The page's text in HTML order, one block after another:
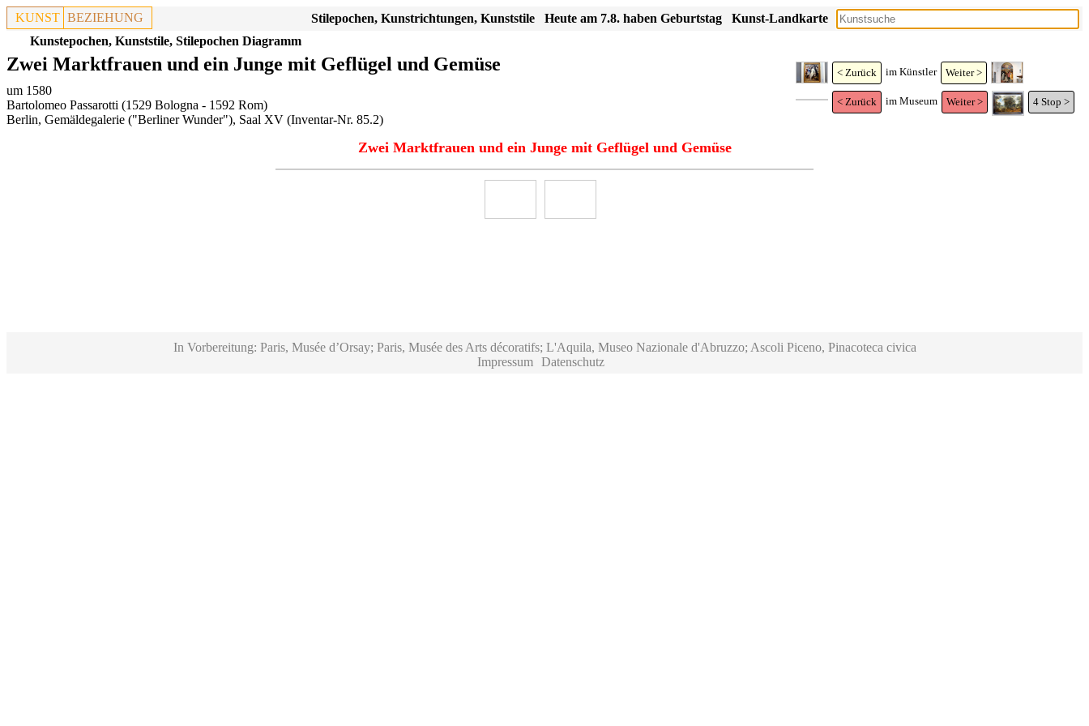
KUNST BEZIEHUNG Kunst-Landkarte
Heute am 7.8. haben Geburtstag
Stilepochen, Kunstrichtungen, Kunststile
Kunstepochen, Kunststile, Stilepochen Diagramm
< Zurück im Künstler Weiter >
< Zurück im Museum Weiter > 4 Stop >
Zwei Marktfrauen und ein Junge mit Geflügel und Gemüse
um 1580
Bartolomeo Passarotti (1529 Bologna - 1592 Rom)
Berlin, Gemäldegalerie ("Berliner Wunder"), Saal XV (Inventar-Nr. 85.2)
Zwei Marktfrauen und ein Junge mit Geflügel und Gemüse
In Vorbereitung: Paris, Musée d’Orsay; Paris, Musée des Arts décoratifs; L'Aquila, Museo Nazionale d'Abruzzo; Ascoli Piceno, Pinacoteca civica
Impressum
Datenschutz